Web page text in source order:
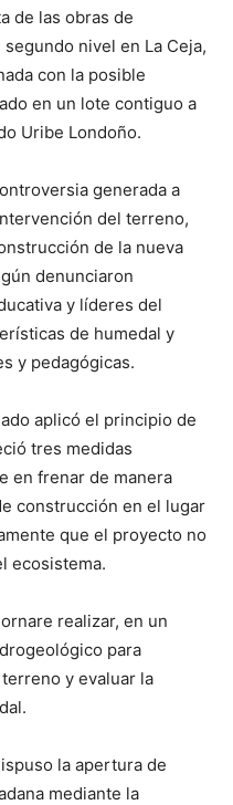
de las obras de
nivel en La Ceja,
con la posible
en un lote contiguo a
Uribe Londoño.
generada a
del terreno,
de la nueva
denunciaron
y líderes del
de humedal y
y pedagógicas.
aplicó el principio de
tres medidas
en frenar de manera
construcción en el lugar
que el proyecto no
ecosistema.
realizar, en un
para
y evaluar la
la apertura de
mediante la